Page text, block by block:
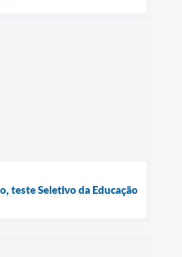
teste Seletivo da Educação